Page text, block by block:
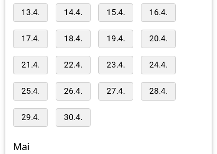
13.4. 14.4. 15.4. 16.4.
17.4. 18.4. 19.4. 20.4.
21.4. 22.4. 23.4. 24.4.
25.4. 26.4. 27.4. 28.4.
29.4. 30.4.
Mai